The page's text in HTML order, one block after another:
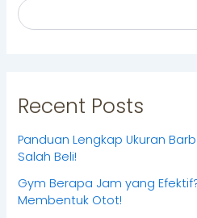
Recent Posts
Panduan Lengkap Ukuran
Salah Beli!
Gym Berapa Jam yang
Membentuk Otot!